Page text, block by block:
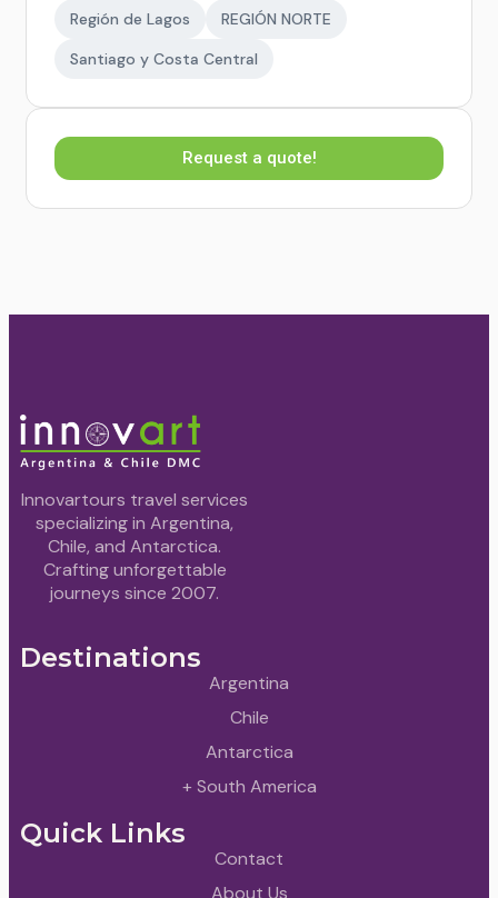
Región de Lagos
REGIÓN NORTE
Santiago y Costa Central
Request a quote!
Innovartours travel services
specializing in Argentina,
Chile, and Antarctica.
Crafting unforgettable
journeys since 2007.
Destinations
Argentina
Chile
Antarctica
+ South America
Quick Links
Contact
About Us